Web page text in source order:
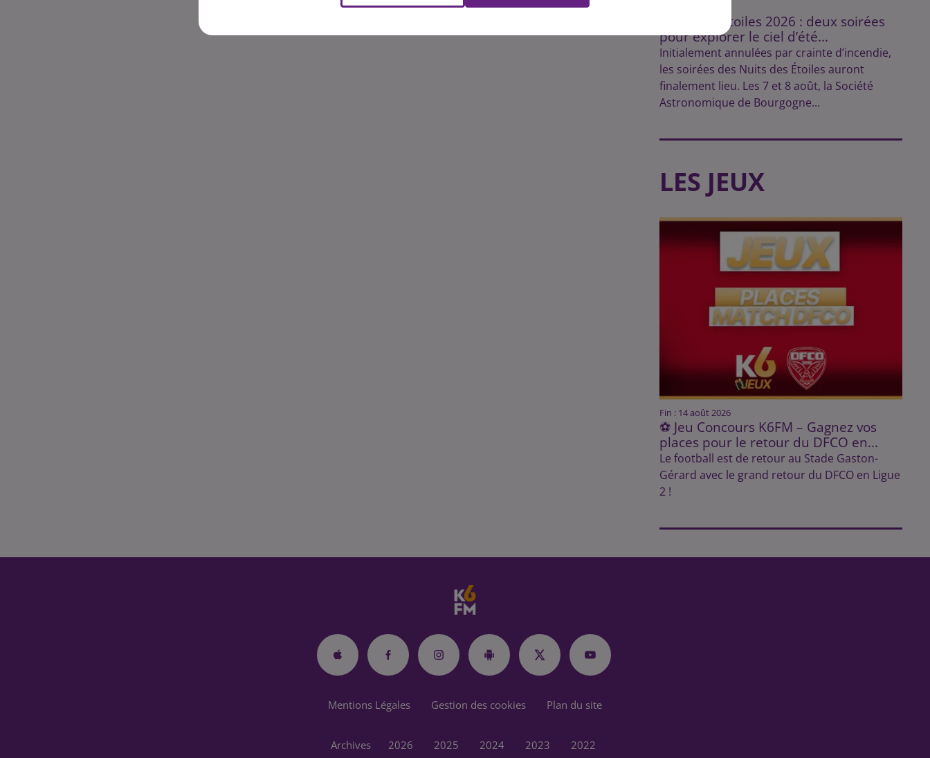
Nuits des Étoiles 2026 : deux soirées
pour explorer le ciel d’été...
Initialement annulées par crainte d’incendie,
les soirées des Nuits des Étoiles auront
finalement lieu. Les 7 et 8 août, la Société
Astronomique de Bourgogne...
LES JEUX
Fin : 14 août 2026
⚽ Jeu Concours K6FM – Gagnez vos
places pour le retour du DFCO en...
Le football est de retour au Stade Gaston-
Gérard avec le grand retour du DFCO en Ligue
2 !
Mentions Légales Gestion des cookies Plan du site
Archives 2026 2025 2024 2023 2022